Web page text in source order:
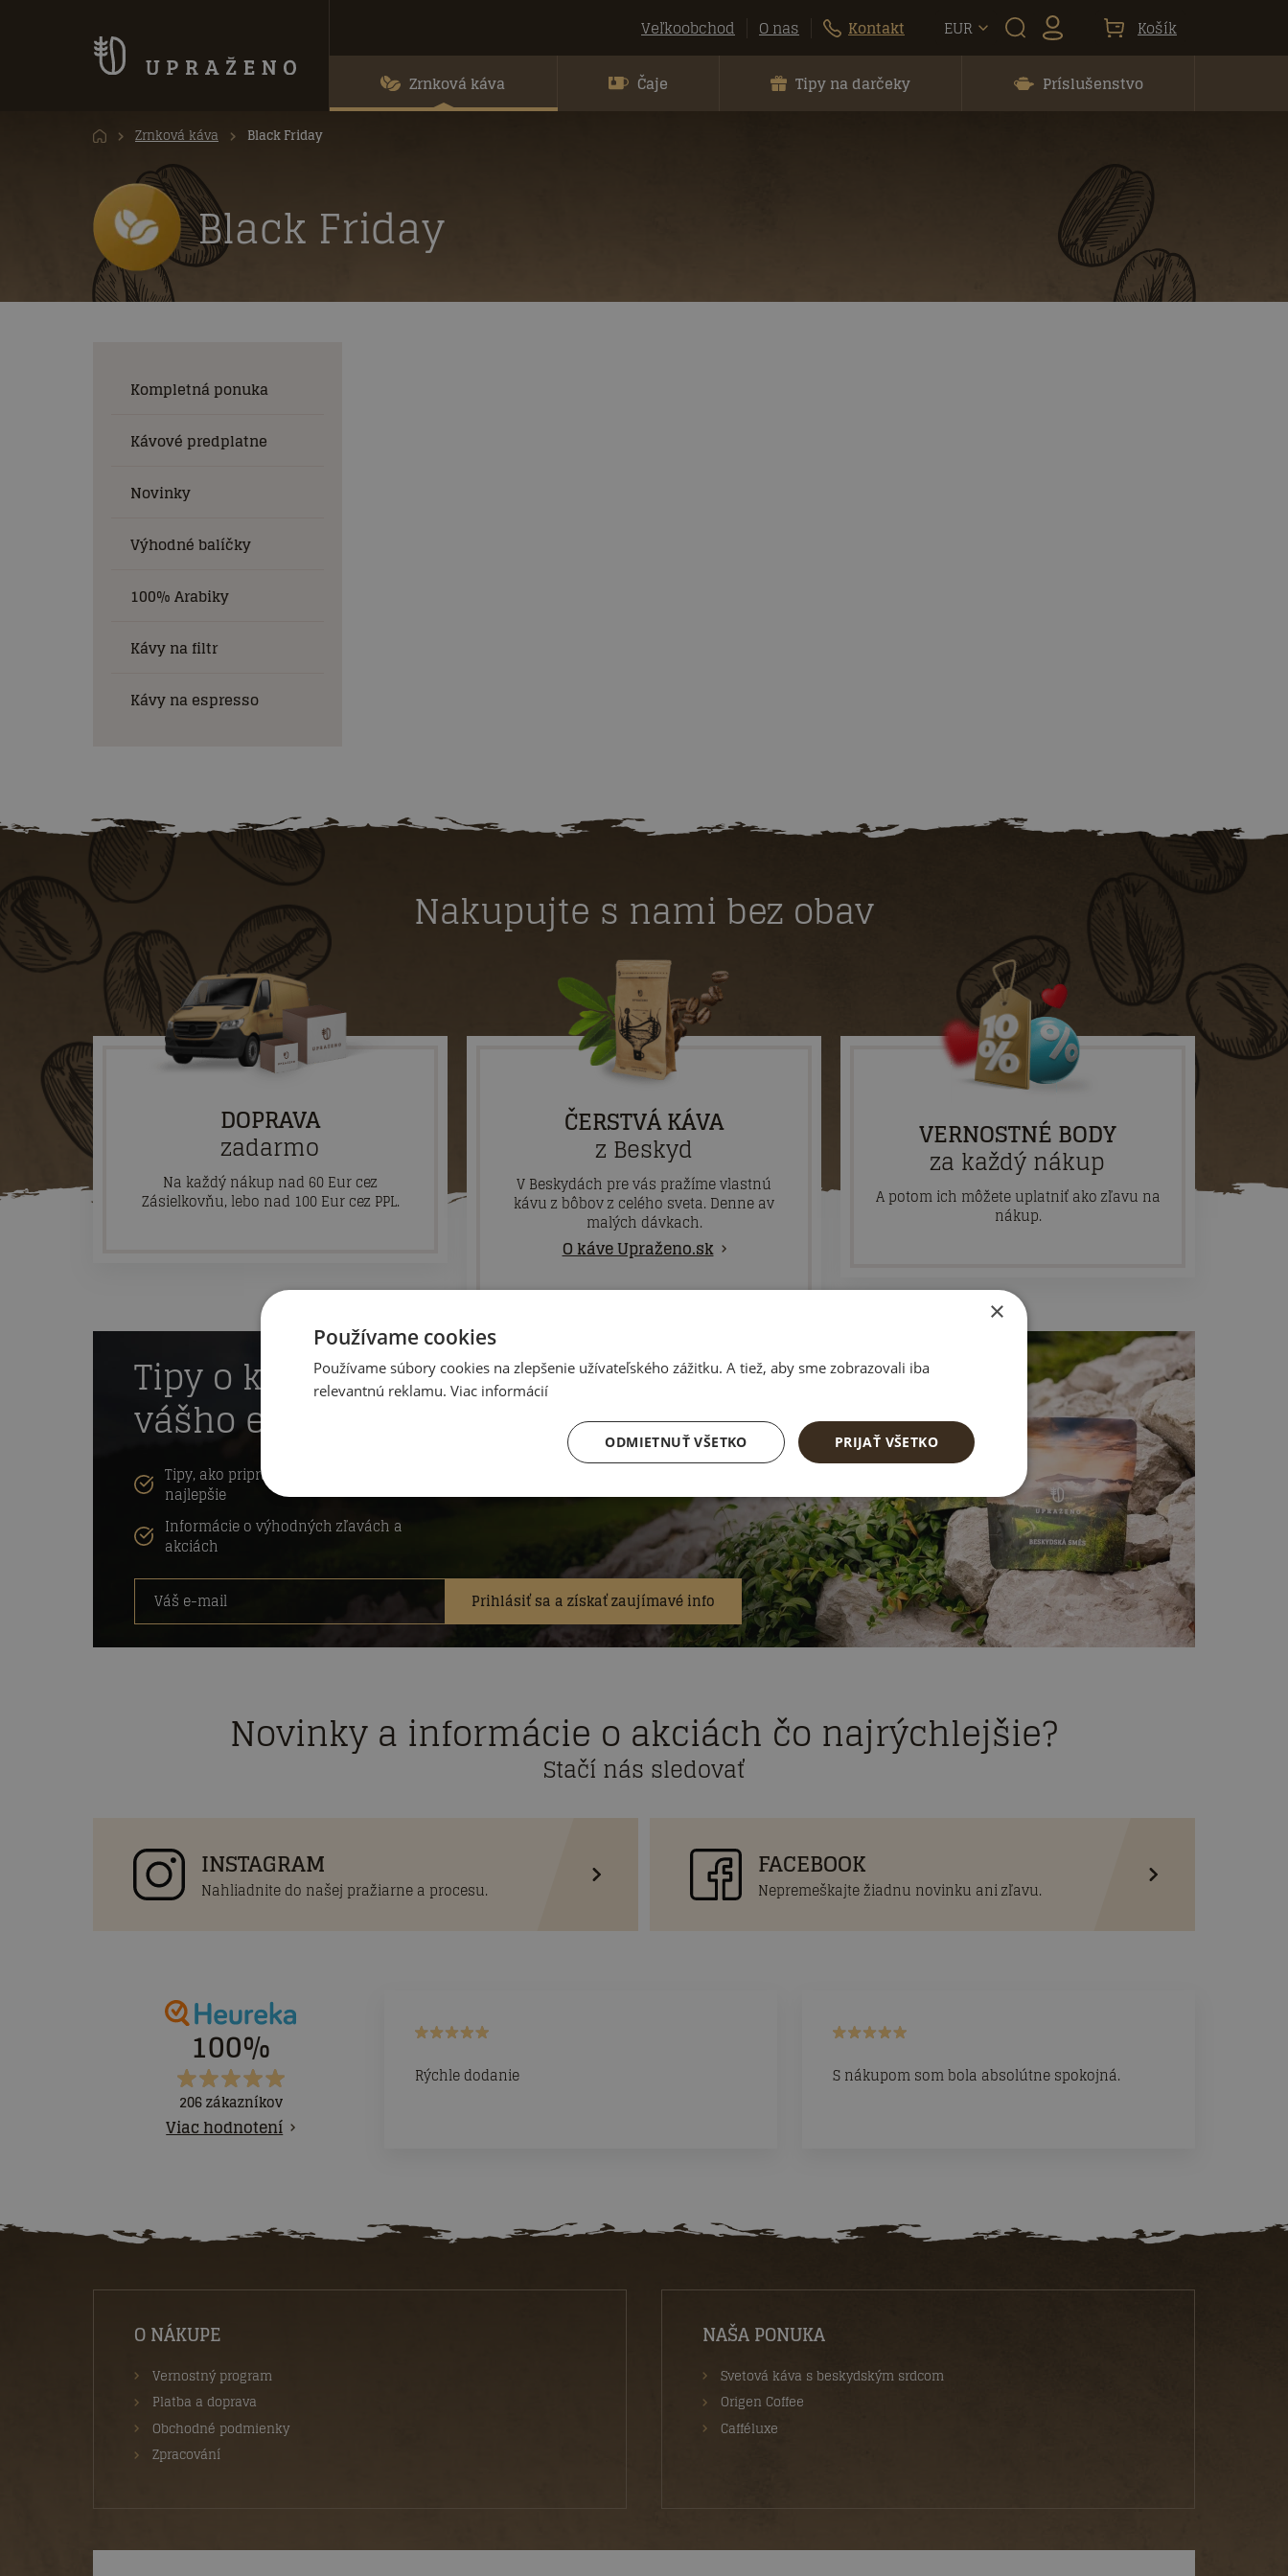
Veľkoobchod O nas Kontakt EUR Košík
Zrnková káva Čaje Tipy na darčeky Príslušenstvo
Zrnková káva Black Friday
Black Friday
Kompletná ponuka
Kávové predplatne
Novinky
Výhodné balíčky
100% Arabiky
Kávy na filtr
Kávy na espresso
Nakupujte s nami bez obav
DOPRAVA
zadarmo
Na každý nákup nad 60 Eur cez
Zásielkovňu, lebo nad 100 Eur cez PPL.
ČERSTVÁ KÁVA
z Beskyd
V Beskydách pre vás pražíme vlastnú
kávu z bôbov z celého sveta. Denne av
malých dávkach.
O káve Upraženo.sk
VERNOSTNÉ BODY
za každý nákup
A potom ich môžete uplatniť ako zľavu na
nákup.
Tipy o káve aj výhodné akcie do
vášho e-mailu
Tipy, ako pripraviť a skladovať kávu čo
najlepšie
Informácie o výhodných zľavách a
akciách
Prihlásiť sa a získať zaujímavé info
Novinky a informácie o akciách čo najrýchlejšie?
Stačí nás sledovať
INSTAGRAM
Nahliadnite do našej pražiarne a procesu.
FACEBOOK
Nepremeškajte žiadnu novinku ani zľavu.
100%
206 zákazníkov
Viac hodnotení
Rýchle dodanie S nákupom som bola absolútne spokojná.
O NÁKUPE
Vernostný program
Platba a doprava
Obchodné podmienky
Zpracování
NAŠA PONUKA
Svetová káva s beskydským srdcom
Origen Coffee
Cafféluxe
×
Používame cookies
Používame súbory cookies na zlepšenie užívateľského zážitku. A tiež, aby sme zobrazovali iba
relevantnú reklamu. Viac informácií
PRIJAŤ VŠETKO
ODMIETNUŤ VŠETKO